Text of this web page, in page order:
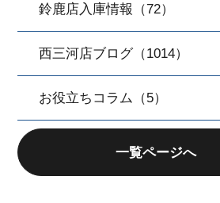
鈴鹿店入庫情報（72）
西三河店ブログ（1014）
お役立ちコラム（5）
一覧ページへ